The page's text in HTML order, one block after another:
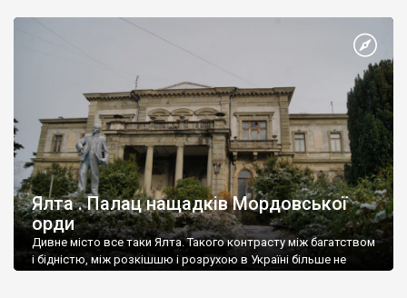
Ялта . Палац нащадків Мордовської
орди
Дивне місто все таки Ялта. Такого контрасту між багатством
і бідністю, між розкішшю і розрухою в Україні більше не